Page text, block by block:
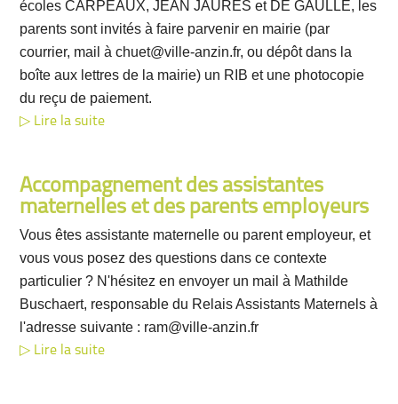
écoles CARPEAUX, JEAN JAURES et DE GAULLE, les
parents sont invités à faire parvenir en mairie (par
courrier, mail à chuet@ville-anzin.fr, ou dépôt dans la
boîte aux lettres de la mairie) un RIB et une photocopie
du reçu de paiement.
Lire la suite
Accompagnement des assistantes
maternelles et des parents employeurs
Vous êtes assistante maternelle ou parent employeur, et
vous vous posez des questions dans ce contexte
particulier ? N'hésitez en envoyer un mail à Mathilde
Buschaert, responsable du Relais Assistants Maternels à
l'adresse suivante : ram@ville-anzin.fr
Lire la suite